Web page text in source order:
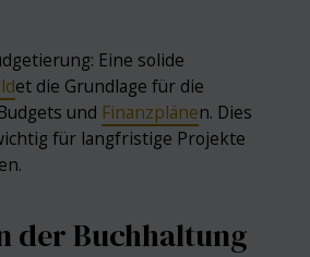
Eine solide
et die Grundlage für die
und Finanzplänen. Dies
für langfristige Projekte
der Buchhaltung